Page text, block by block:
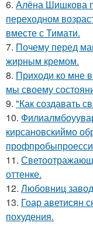
6. Алёна Шишкова
переходном
вместе с Тимати.
7. Почему перед
жирным кремом.
8. Приходи ко мне
мы своему
9. "Как создавать
10.
кирсановскиймо
11.
оттенке.
12. Любовниц
13. Гоар аветисян
похудения.